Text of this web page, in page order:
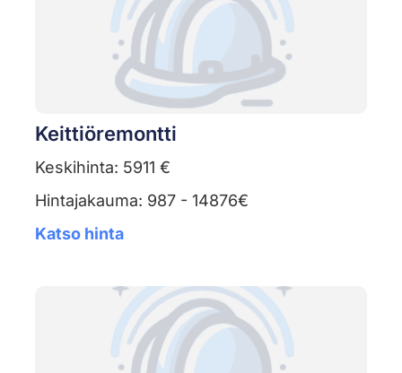
Keittiöremontti
Keskihinta: 5911 €
Hintajakauma: 987 - 14876€
Katso hinta